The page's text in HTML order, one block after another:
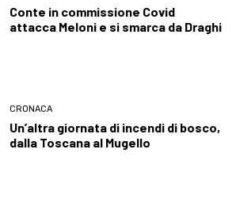
Conte in commissione Covid
attacca Meloni e si smarca da Draghi
CRONACA
Un’altra giornata di incendi di bosco,
dalla Toscana al Mugello